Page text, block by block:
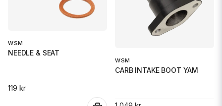
WSM
NEEDLE & SEAT
119 kr
WSM
CARB INTAKE BOOT YAM